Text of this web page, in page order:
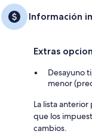
Información
Extras
Desayuno
menor
La lista
que los
cambios.